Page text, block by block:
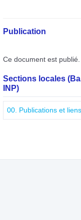
Publication
Ce document est publié.
Sections locales
INP)
00. Publications et